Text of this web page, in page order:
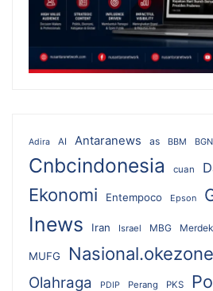
Adira AI Antaranews as BBM BGN
Cnbcindonesia cuan
Ekonomi Entempoco Epson
Inews Iran Israel MBG
MUFG Nasional.okezone
Olahraga PDIP Perang PKS